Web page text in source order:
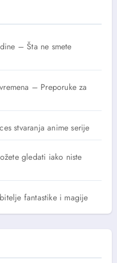
– Šta ne smete
– Preporuke za
stvaranja anime serije
gledati iako niste
fantastike i magije